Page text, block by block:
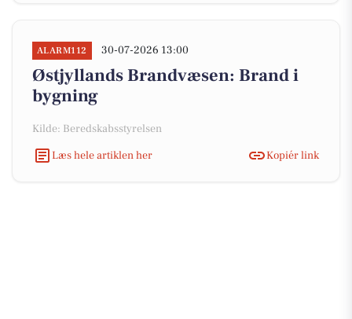
ALARM112 30-07-2026 13:00
Østjyllands Brandvæsen: Brand i
bygning
Kilde: Beredskabsstyrelsen
Læs hele artiklen her
Kopiér link